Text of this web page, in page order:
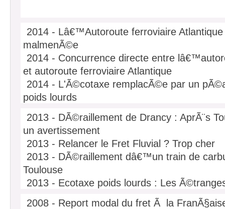
2014 - Lâ€™Autoroute ferroviaire
malmenÃ©e
2014 - Concurrence directe entre
et autoroute ferroviaire Atlantique
2014 - L'Ã©cotaxe remplacÃ©e par un
poids lourds
2014 - Le chemin de fer Chine-Europe
2014 - France - QuÃ©bec : Partenariat
routier Ã©lectrique
2013 - DÃ©raillement de Drancy : AprÃ¨s
un avertissement
2013 - Relancer le Fret Fluvial ? Trop cher
2013 - DÃ©raillement dâ€™un train de
Toulouse
2013 - Ecotaxe poids lourds : Les
2013 - Fluvial : NaÃ¯ades II lancÃ©
2008 - Report modal du fret Ã la